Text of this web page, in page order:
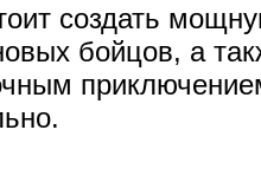
создать
бойцов, а